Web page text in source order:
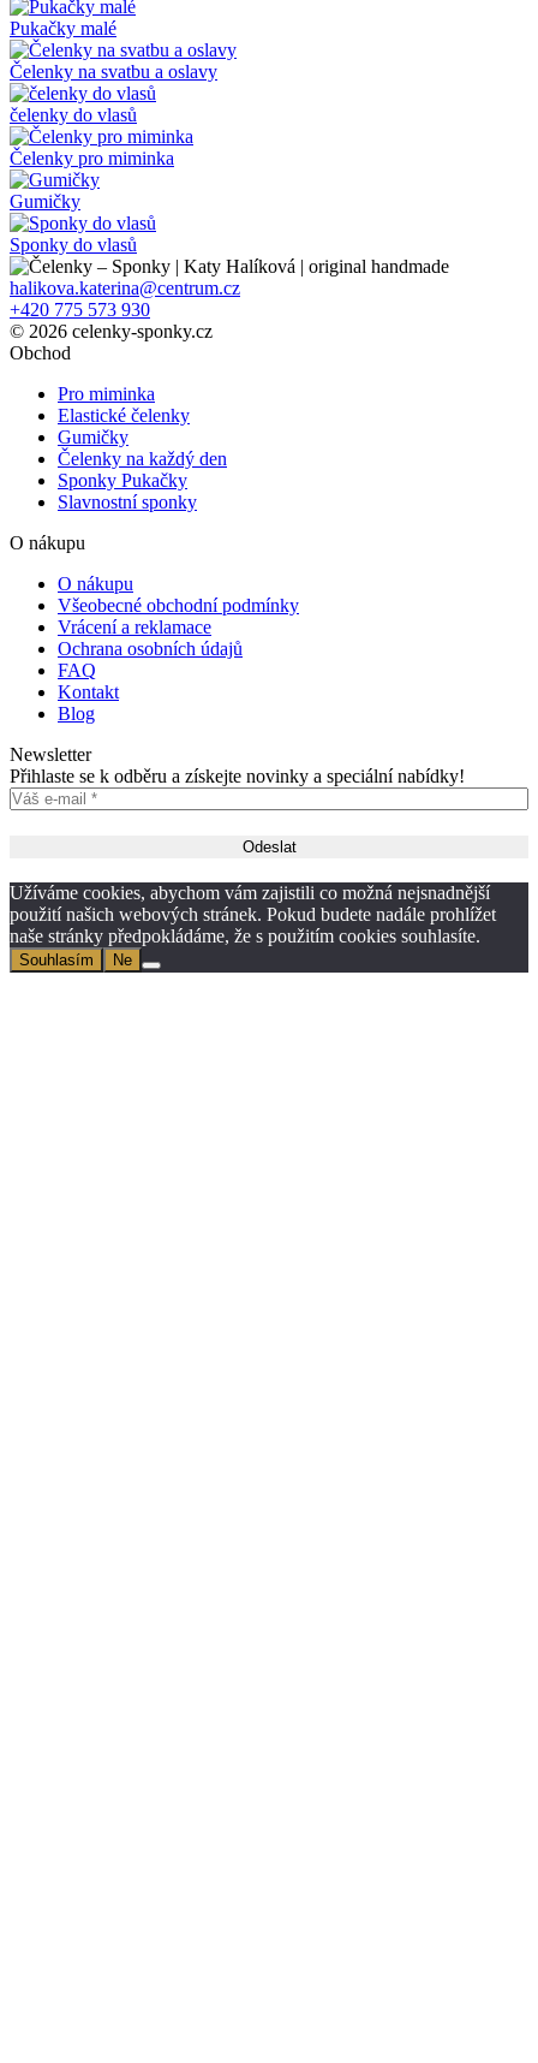
Pukačky malé
Čelenky na svatbu a oslavy
čelenky do vlasů
Čelenky pro miminka
Gumičky
Sponky do vlasů
halikova.katerina@centrum.cz
+420 775 573 930
© 2026 celenky-sponky.cz
Obchod
Pro miminka
Elastické čelenky
Gumičky
Čelenky na každý den
Sponky Pukačky
Slavnostní sponky
O nákupu
O nákupu
Všeobecné obchodní podmínky
Vrácení a reklamace
Ochrana osobních údajů
FAQ
Kontakt
Blog
Newsletter
Přihlaste se k odběru a získejte novinky a speciální nabídky!
Užíváme cookies, abychom vám zajistili co možná nejsnadnější
použití našich webových stránek. Pokud budete nadále prohlížet
naše stránky předpokládáme, že s použitím cookies souhlasíte.
Souhlasím Ne